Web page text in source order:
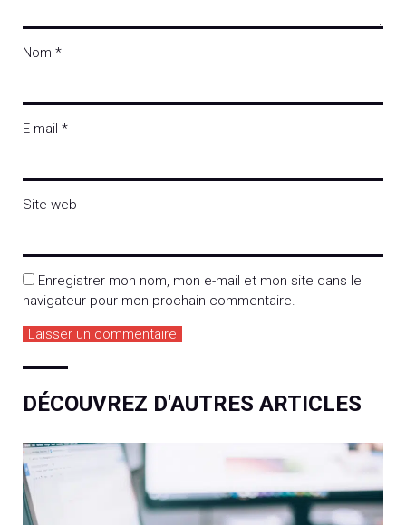
Nom *
E-mail *
Site web
Enregistrer mon nom, mon e-mail et mon site dans le
navigateur pour mon prochain commentaire.
DÉCOUVREZ D'AUTRES ARTICLES